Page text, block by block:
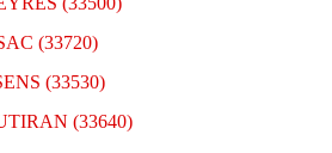
(33720)
(33530)
(33640)